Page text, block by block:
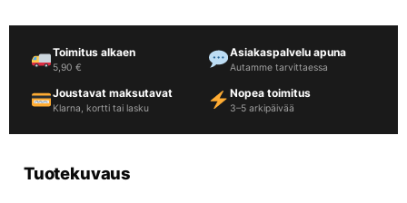
Toimitus alkaen
5,90 €
Asiakaspalvelu apuna
Autamme tarvittaessa
Joustavat maksutavat
Klarna, kortti tai lasku
Nopea toimitus
3–5 arkipäivää
Tuotekuvaus